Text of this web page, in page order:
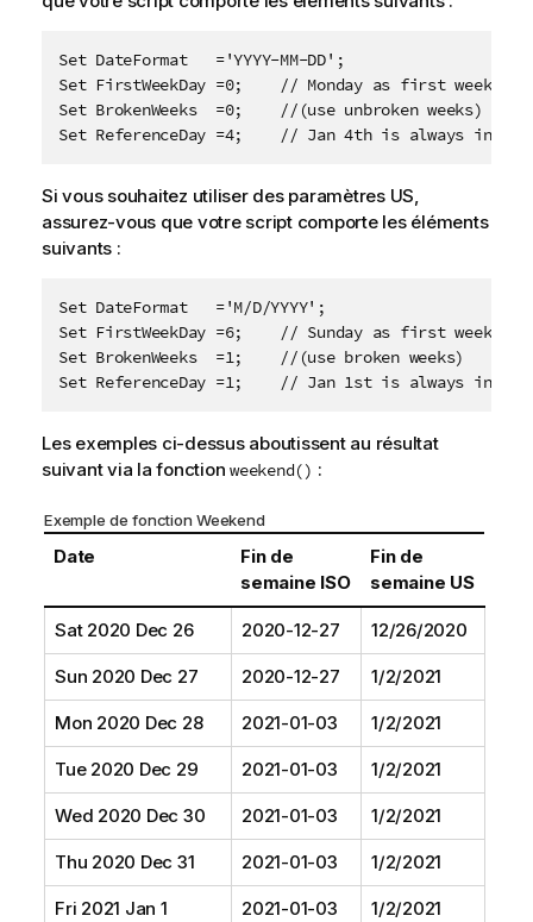
Set DateFormat   ='YYYY-MM-DD';
Set FirstWeekDay =0;    // Monday as first week day
Set BrokenWeeks  =0;    //(use unbroken weeks)
Set ReferenceDay =4;    // Jan 4th is always in
Si vous souhaitez utiliser des paramètres US,
assurez-vous que votre script comporte les éléments
suivants :
Set DateFormat   ='M/D/YYYY';
Set FirstWeekDay =6;    // Sunday as first week day
Set BrokenWeeks  =1;    //(use broken weeks)
Set ReferenceDay =1;    // Jan 1st is always in
Les exemples ci-dessus aboutissent au résultat
suivant via la fonction weekend() :
Exemple de fonction Weekend
Date
Fin de
semaine ISO
Fin de
semaine US
Sat 2020 Dec 26 2020-12-27 12/26/2020
Sun 2020 Dec 27 2020-12-27 1/2/2021
Mon 2020 Dec 28 2021-01-03 1/2/2021
Tue 2020 Dec 29 2021-01-03 1/2/2021
Wed 2020 Dec 30 2021-01-03 1/2/2021
Thu 2020 Dec 31 2021-01-03 1/2/2021
Fri 2021 Jan 1 2021-01-03 1/2/2021